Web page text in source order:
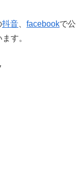
抖音 facebookで公
す。